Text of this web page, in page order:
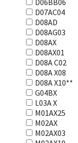
D06BB06
D07AC04
D08AD
D08AG03
D08AX
D08AX01
D08А С02
D08А Х08
D08А Х10**
G04BX
L03А Х
M01AX25
M02AX
M02AX03